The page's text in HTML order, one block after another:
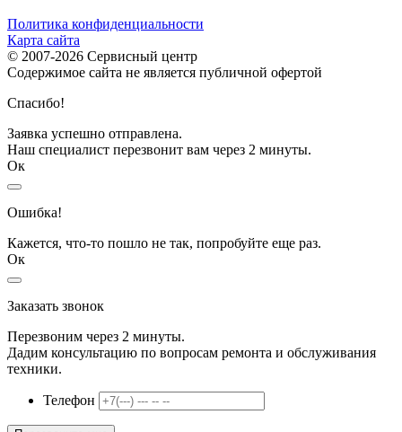
Политика конфиденциальности
Карта сайта
© 2007-2026 Сервисный центр
Содержимое сайта не является публичной офертой
Спасибо!
Заявка успешно отправлена.
Наш специалист перезвонит вам через 2 минуты.
Ок
Ошибка!
Кажется, что-то пошло не так, попробуйте еще раз.
Ок
Заказать звонок
Перезвоним через 2 минуты.
Дадим консультацию по вопросам ремонта и обслуживания
техники.
Телефон